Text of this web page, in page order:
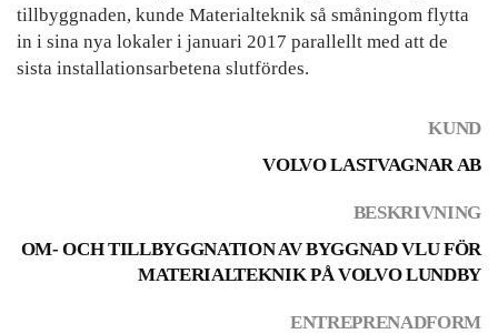
tillbyggnaden, kunde Materialteknik så småningom flytta
in i sina nya lokaler i januari 2017 parallellt med att de
sista installationsarbetena slutfördes.
KUND
VOLVO LASTVAGNAR AB
BESKRIVNING
OM- OCH TILLBYGGNATION AV BYGGNAD VLU FÖR
MATERIALTEKNIK PÅ VOLVO LUNDBY
ENTREPRENADFORM